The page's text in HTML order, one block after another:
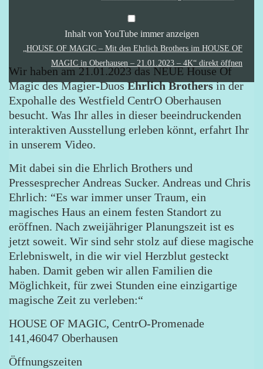
Oberhausen
21.01.2023
–
4K“
von
YouTube
anzeigen
Inhalt von YouTube immer anzeigen
„HOUSE OF MAGIC – Mit den Ehrlich Brothers im HOUSE OF
MAGIC in Oberhausen – 21.01.2023 – 4K“ direkt öffnen
Wir haben am 21.01.2023 das NEUE House Of
Magic des Magier-DuosEhrlich Brothersin der
Expohalle des Westfield CentrO Oberhausen
besucht. Was Ihr alles in dieser beeindruckenden
interaktiven Ausstellung erleben könnt, erfahrt Ihr
in unserem Video.
Mit dabei sin die Ehrlich Brothers und
Pressesprecher Andreas Sucker. Andreas und Chris
Ehrlich: “Es war immer unser Traum, ein
magisches Haus an einem festen Standort zu
eröffnen. Nach zweijähriger Planungszeit ist es
jetzt soweit. Wir sind sehr stolz auf diese magische
Erlebniswelt, in die wir viel Herzblut gesteckt
haben. Damit geben wir allen Familien die
Möglichkeit, für zwei Stunden eine einzigartige
magische Zeit zu verleben:“
HOUSE OF MAGIC, CentrO-Promenade
141,46047 Oberhausen
Öffnungszeiten